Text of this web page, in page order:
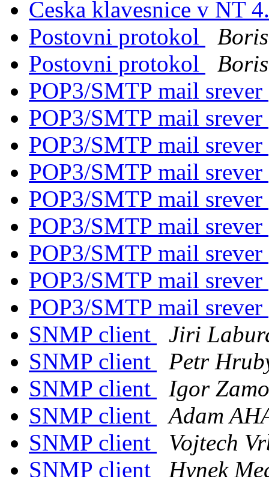
Ceska klavesnice v NT
Postovni protokol
Postovni protokol
POP3/SMTP mail srever
POP3/SMTP mail srever
POP3/SMTP mail srever
POP3/SMTP mail srever
POP3/SMTP mail srever
POP3/SMTP mail srever
POP3/SMTP mail srever
POP3/SMTP mail srever
POP3/SMTP mail srever
SNMP client
Jiri
SNMP client
Petr
SNMP client
Igor
SNMP client
Adam
SNMP client
Vojtech
SNMP client
Hynek